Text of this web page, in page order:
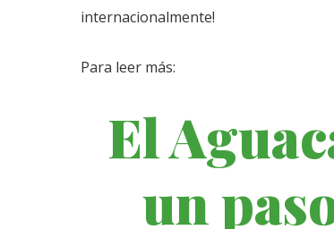
internacionalmente!
Para leer más:
El
un